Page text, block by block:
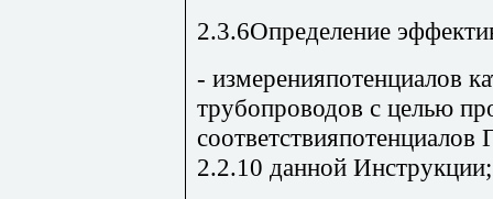
2.3.6Определение
- измеренияпотенциалов
трубопроводов с целью
2.2.10 данной Инструкции;